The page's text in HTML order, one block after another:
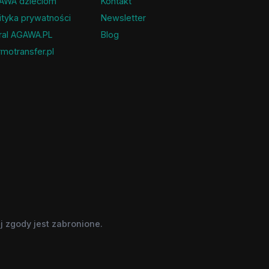
prywatności
AGAWA.PL
Newsletter
Blog
zgody jest zabronione.